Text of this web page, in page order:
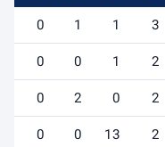
3
1
1
0
2
1
0
0
2
0
2
0
2
13
0
0